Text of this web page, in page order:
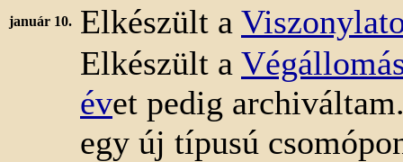
január 10. Elkészült a
Elkészült a
évet pedig
egy új típusú